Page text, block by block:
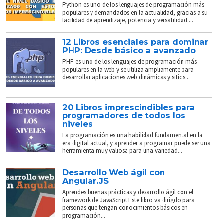
Python es uno de los lenguajes de programación más
populares y demandados en la actualidad, gracias a su
facilidad de aprendizaje, potencia y versatilidad....
12 Libros esenciales para dominar
PHP: Desde básico a avanzado
PHP es uno de los lenguajes de programación más
populares en la web y se utiliza ampliamente para
desarrollar aplicaciones web dinámicas y sitios...
20 Libros imprescindibles para
programadores de todos los
niveles
La programación es una habilidad fundamental en la
era digital actual, y aprender a programar puede ser una
herramienta muy valiosa para una variedad...
Desarrollo Web ágil con
Angular.JS
Aprendes buenas prácticas y desarrollo ágil con el
framework de JavaScript Este libro va dirigdo para
personas que tengan conocimientos básicos en
programación...